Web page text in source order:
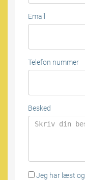
Email
Telefon nummer
Besked
Jeg har læst